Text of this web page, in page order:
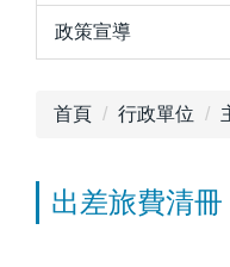
政策宣導
首頁 行政單位
出差旅費清冊